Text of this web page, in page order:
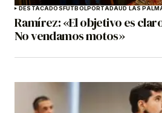
DESTACADOSFÚTBOLPORTADAUD LAS
Ramírez: «El objetivo es
No vendamos motos»